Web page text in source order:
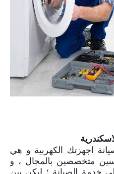
اجهزتك الكهربية و هي
متخصصين بالمجال ، و